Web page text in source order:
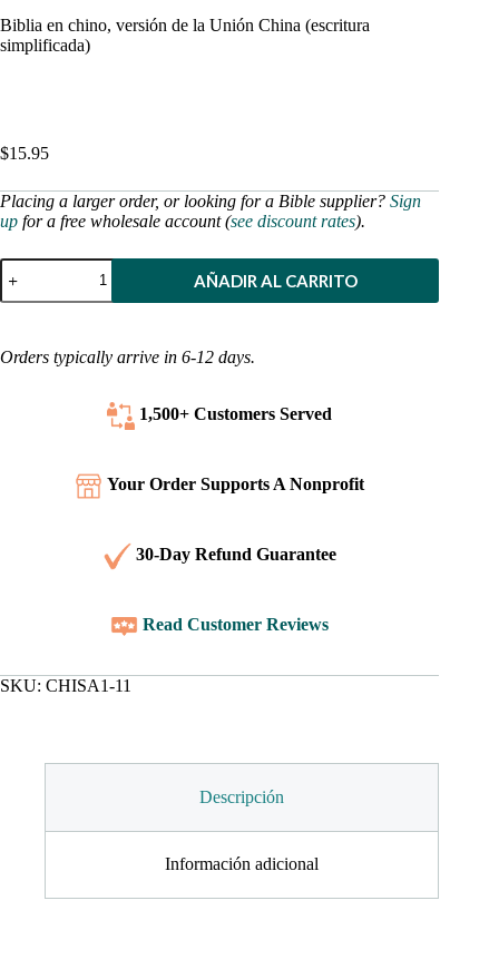
Biblia en chino, versión de la Unión China (escritura
simplificada)
$15.95
Placing a larger order, or looking for a Bible supplier? Sign
up for a free wholesale account (see discount rates).
Biblia
en
chino,
la
AÑADIR AL CARRITO
Orders typically arrive in 6-12 days.
1,500+ Customers Served
Your Order Supports A Nonprofit
30-Day Refund Guarantee
Read Customer Reviews
SKU: CHISA1-11
Descripción
Información adicional